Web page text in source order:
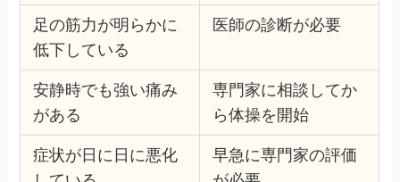
足の筋力が明らかに
低下している
医師の診断が必要
安静時でも強い痛み
がある
専門家に相談してか
ら体操を開始
症状が日に日に悪化
早急に専門家の評価